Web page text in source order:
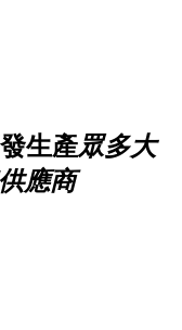
生產眾多大
應商